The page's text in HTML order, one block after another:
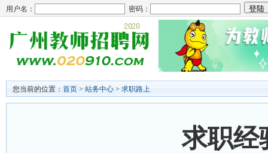
用户名： 密码：
您当前的位置： 首页 > 站务中心 > 求职路上
求职经